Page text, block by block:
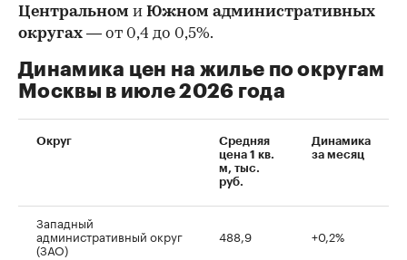
Центральном и Южном административных
округах — от 0,4 до 0,5%.
Динамика цен на жилье по округам
Москвы в июле 2026 года
Округ
Средняя
цена 1 кв.
м, тыс.
руб.
Динамика
за месяц
Западный
административный округ
(ЗАО)
488,9 +0,2%